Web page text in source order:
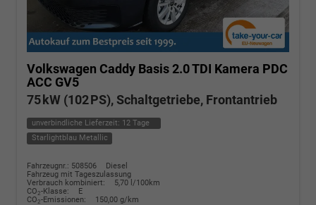
Volkswagen Caddy Basis 2.0 TDI Kamera PDC
ACC GV5
75 kW (102 PS), Schaltgetriebe, Frontantrieb
unverbindliche Lieferzeit: 12 Tage
Starlightblau Metallic
Fahrzeugnr.: 508506
Diesel
Fahrzeug mit Tageszulassung
Verbrauch kombiniert:
5,70 l/100km
CO2-Klasse:
E
CO2-Emissionen: 150,00 g/km